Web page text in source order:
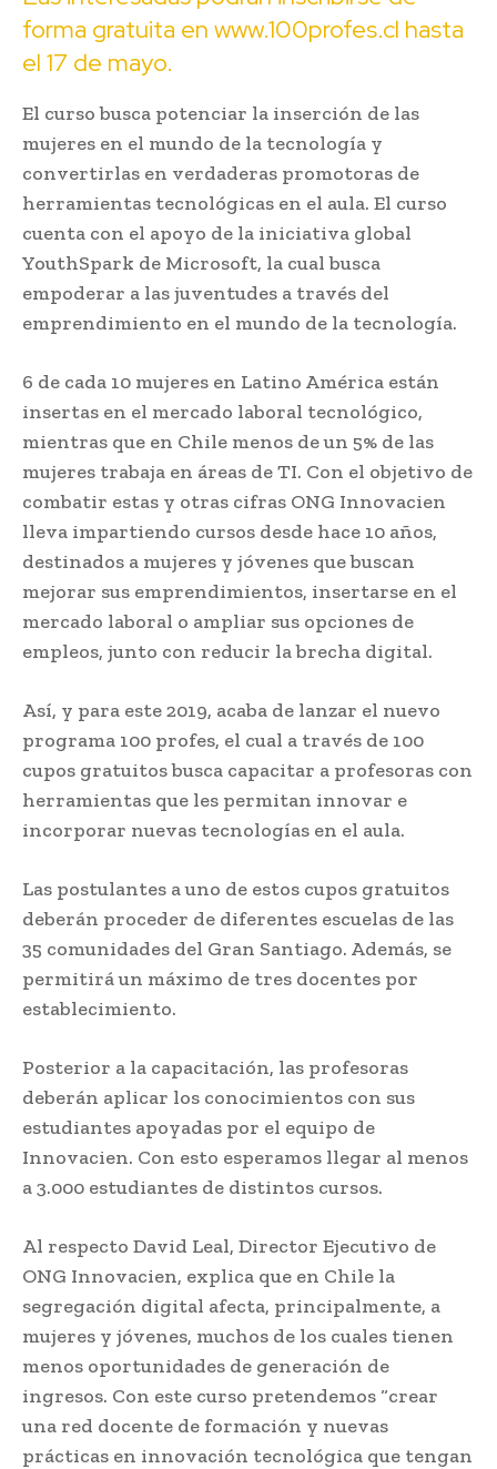
forma gratuita en www.100profes.cl hasta
el 17 de mayo.
El curso busca potenciar la inserción de las
mujeres en el mundo de la tecnología y
convertirlas en verdaderas promotoras de
herramientas tecnológicas en el aula. El curso
cuenta con el apoyo de la iniciativa global
YouthSpark de Microsoft, la cual busca
empoderar a las juventudes a través del
emprendimiento en el mundo de la tecnología.
6 de cada 10 mujeres en Latino América están
insertas en el mercado laboral tecnológico,
mientras que en Chile menos de un 5% de las
mujeres trabaja en áreas de TI. Con el objetivo de
combatir estas y otras cifras ONG Innovacien
lleva impartiendo cursos desde hace 10 años,
destinados a mujeres y jóvenes que buscan
mejorar sus emprendimientos, insertarse en el
mercado laboral o ampliar sus opciones de
empleos, junto con reducir la brecha digital.
Así, y para este 2019, acaba de lanzar el nuevo
programa 100 profes, el cual a través de 100
cupos gratuitos busca capacitar a profesoras con
herramientas que les permitan innovar e
incorporar nuevas tecnologías en el aula.
Las postulantes a uno de estos cupos gratuitos
deberán proceder de diferentes escuelas de las
35 comunidades del Gran Santiago. Además, se
permitirá un máximo de tres docentes por
establecimiento.
Posterior a la capacitación, las profesoras
deberán aplicar los conocimientos con sus
estudiantes apoyadas por el equipo de
Innovacien. Con esto esperamos llegar al menos
a 3.000 estudiantes de distintos cursos.
Al respecto David Leal, Director Ejecutivo de
ONG Innovacien, explica que en Chile la
segregación digital afecta, principalmente, a
mujeres y jóvenes, muchos de los cuales tienen
menos oportunidades de generación de
ingresos. Con este curso pretendemos “crear
una red docente de formación y nuevas
prácticas en innovación tecnológica que tengan